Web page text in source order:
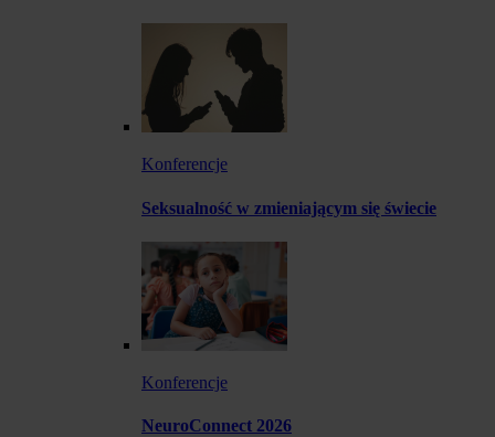
Konferencje
Seksualność w zmieniającym się świecie
Konferencje
NeuroConnect 2026